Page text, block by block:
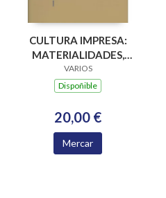
CULTURA IMPRESA:
MATERIALIDADES,
PARADIGMAS E
RETOS EPISTÉMICOS
VARIOS
Dispoñible
20,00 €
Mercar